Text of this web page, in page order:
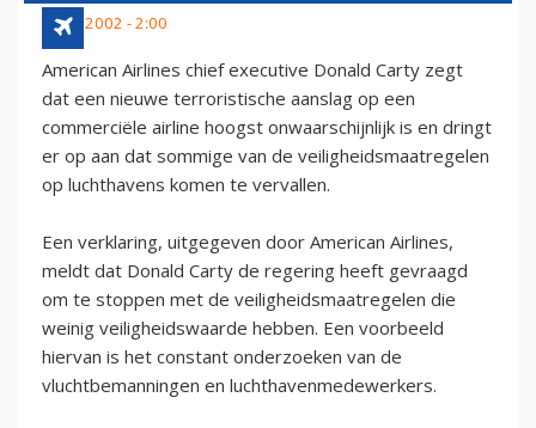
8 juni 2002 - 2:00
American Airlines chief executive Donald Carty zegt
dat een nieuwe terroristische aanslag op een
commerciële airline hoogst onwaarschijnlijk is en dringt
er op aan dat sommige van de veiligheidsmaatregelen
op luchthavens komen te vervallen.
Een verklaring, uitgegeven door American Airlines,
meldt dat Donald Carty de regering heeft gevraagd
om te stoppen met de veiligheidsmaatregelen die
weinig veiligheidswaarde hebben. Een voorbeeld
hiervan is het constant onderzoeken van de
vluchtbemanningen en luchthavenmedewerkers.